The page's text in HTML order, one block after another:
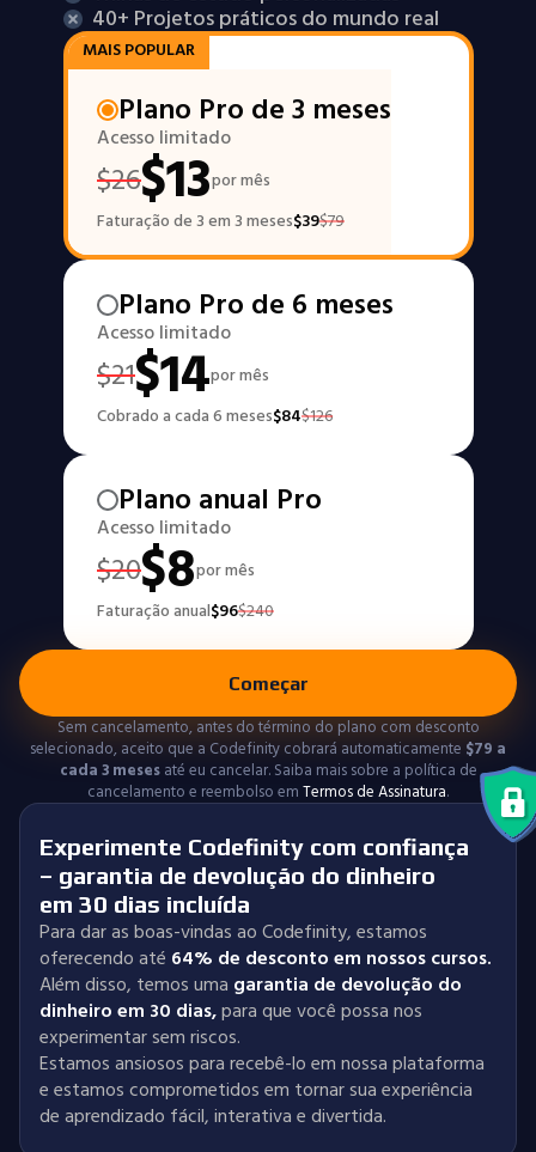
40+ Projetos práticos do mundo real
MAIS POPULAR
Plano Pro de 3 meses
Acesso limitado
$26$13por mês
Faturação de 3 em 3 meses$39$79
Plano Pro de 6 meses
Acesso limitado
$21$14por mês
Cobrado a cada 6 meses$84$126
Plano anual Pro
Acesso limitado
$20$8por mês
Faturação anual$96$240
Começar
Sem cancelamento, antes do término do plano com desconto
selecionado, aceito que a Codefinity cobrará automaticamente $79 a
cada 3 meses até eu cancelar. Saiba mais sobre a política de
cancelamento e reembolso emTermos de Assinatura.
Experimente Codefinity com confiança
– garantia de devolução do dinheiro
em 30 dias incluída
Para dar as boas-vindas ao Codefinity, estamos
oferecendo até 64% de desconto em nossos cursos.
Além disso, temos uma garantia de devolução do
dinheiro em 30 dias,para que você possa nos
experimentar sem riscos.
Estamos ansiosos para recebê-lo em nossa plataforma
e estamos comprometidos em tornar sua experiência
de aprendizado fácil, interativa e divertida.